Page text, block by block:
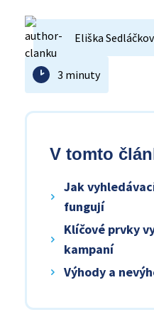
Eliška
3 minuty
V tomto
Jak
fungují
Klíčové prvky
kampaní
Výhody a